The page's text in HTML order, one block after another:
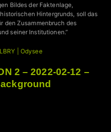
Bildes der Faktenlage,
Hintergrunds, soll das
den Zusammenbruch des
seiner Institutionen.”
LBRY | Odysee
2 – 2022-02-12 –